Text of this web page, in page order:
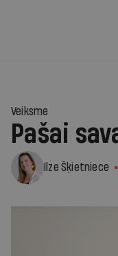
Veiksme
Pašai
Ilze Šķietniece